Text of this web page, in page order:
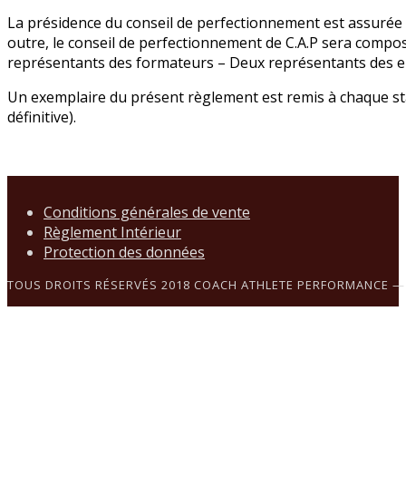
La présidence du conseil de perfectionnement est
outre, le conseil de perfectionnement de C.A.P sera
représentants des formateurs – Deux représentants des
Un exemplaire du présent règlement est remis à chaque
définitive).
Conditions générales de vente
Règlement Intérieur
Protection des données
TOUS DROITS RÉSERVÉS 2018 COACH ATHLETE PERFORMANCE